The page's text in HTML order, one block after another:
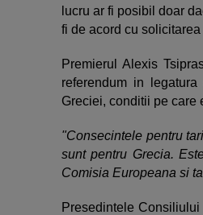
lucru ar fi posibil doar
fi de acord cu
Premierul Alexis
referendum in
Greciei, conditii pe care
"Consecintele pentru
sunt pentru Grecia.
Comisia Europeana si
Presedintele